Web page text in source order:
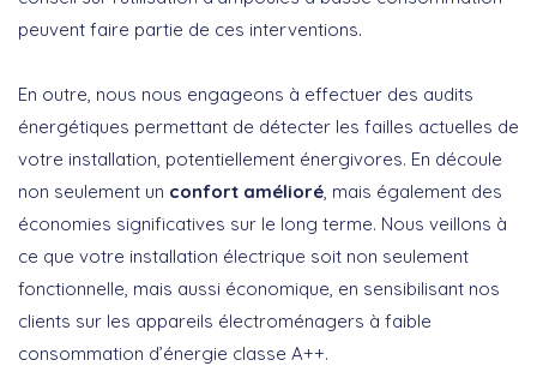
peuvent faire partie de ces interventions.
En outre, nous nous engageons à effectuer des audits
énergétiques permettant de détecter les failles actuelles de
votre installation, potentiellement énergivores. En découle
non seulement un confort amélioré , mais également des
économies significatives sur le long terme. Nous veillons à
ce que votre installation électrique soit non seulement
fonctionnelle, mais aussi économique, en sensibilisant nos
clients sur les appareils électroménagers à faible
consommation d’énergie classe A++.